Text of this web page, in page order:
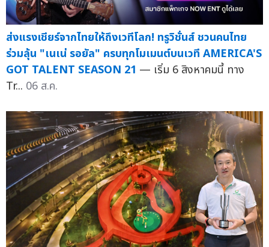
ส่งแรงเชียร์จากไทยให้ถึงเวทีโลก! ทรูวิชั่นส์ ชวนคนไทย
ร่วมลุ้น "เนเน่ รอยัล" ครบทุกโมเมนต์บนเวที AMERICA'S
GOT TALENT SEASON 21 — เริ่ม 6 สิงหาคมนี้ ทาง
Tr... 06 ส.ค.